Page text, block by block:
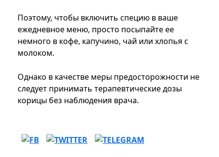
Поэтому, чтобы включить специю в ваше
ежедневное меню, просто посыпайте ее
немного в кофе, капучино, чай или хлопья с
молоком.
Однако в качестве меры предосторожности не
следует принимать терапевтические дозы
корицы без наблюдения врача.